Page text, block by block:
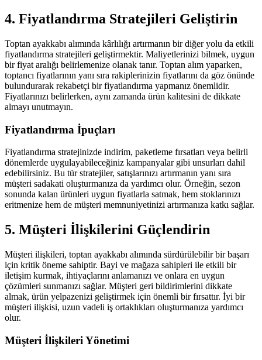
4. Fiyatlandırma Stratejileri Geliştirin
Toptan ayakkabı alımında kârlılığı artırmanın bir diğer yolu da etkili
fiyatlandırma stratejileri geliştirmektir. Maliyetlerinizi bilmek, uygun
bir fiyat aralığı belirlemenize olanak tanır. Toptan alım yaparken,
toptancı fiyatlarının yanı sıra rakiplerinizin fiyatlarını da göz önünde
bulundurarak rekabetçi bir fiyatlandırma yapmanız önemlidir.
Fiyatlarınızı belirlerken, aynı zamanda ürün kalitesini de dikkate
almayı unutmayın.
Fiyatlandırma İpuçları
Fiyatlandırma stratejinizde indirim, paketleme fırsatları veya belirli
dönemlerde uygulayabileceğiniz kampanyalar gibi unsurları dahil
edebilirsiniz. Bu tür stratejiler, satışlarınızı artırmanın yanı sıra
müşteri sadakati oluşturmanıza da yardımcı olur. Örneğin, sezon
sonunda kalan ürünleri uygun fiyatlarla satmak, hem stoklarınızı
eritmenize hem de müşteri memnuniyetinizi artırmanıza katkı sağlar.
5. Müşteri İlişkilerini Güçlendirin
Müşteri ilişkileri, toptan ayakkabı alımında sürdürülebilir bir başarı
için kritik öneme sahiptir. Bayi ve mağaza sahipleri ile etkili bir
iletişim kurmak, ihtiyaçlarını anlamanızı ve onlara en uygun
çözümleri sunmanızı sağlar. Müşteri geri bildirimlerini dikkate
almak, ürün yelpazenizi geliştirmek için önemli bir fırsattır. İyi bir
müşteri ilişkisi, uzun vadeli iş ortaklıkları oluşturmanıza yardımcı
olur.
Müşteri İlişkileri Yönetimi